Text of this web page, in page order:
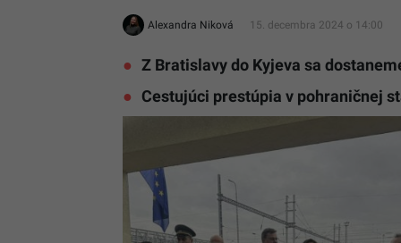
Alexandra Niková 15. decembra 2024 o 14:00
Z Bratislavy do Kyjeva sa
Cestujúci prestúpia v pohraničnej